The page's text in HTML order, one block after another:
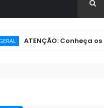
Conheça os direitos